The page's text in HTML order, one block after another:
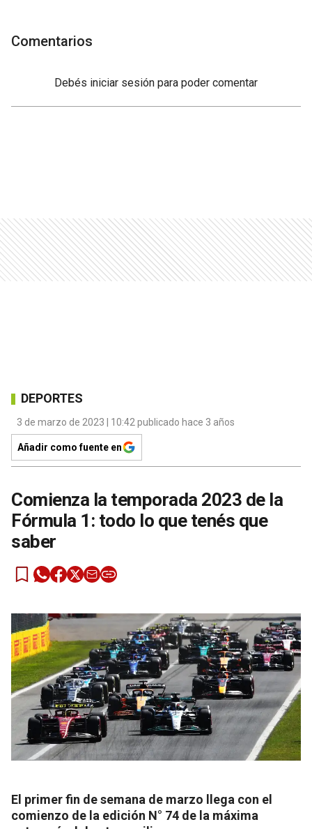
Comentarios
Debés iniciar sesión para poder comentar
DEPORTES
3 de marzo de 2023 | 10:42 publicado hace 3 años
Añadir como fuente en
Comienza la temporada 2023 de la
Fórmula 1: todo lo que tenés que
saber
El primer fin de semana de marzo llega con el
comienzo de la edición N° 74 de la máxima